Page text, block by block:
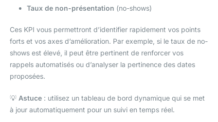
Taux de non-présentation (no-shows)
Ces KPI vous permettront d’identifier rapidement vos points
forts et vos axes d’amélioration. Par exemple, si le taux de no-
shows est élevé, il peut être pertinent de renforcer vos
rappels automatisés ou d’analyser la pertinence des dates
proposées.
💡 Astuce : utilisez un tableau de bord dynamique qui se met
à jour automatiquement pour un suivi en temps réel.